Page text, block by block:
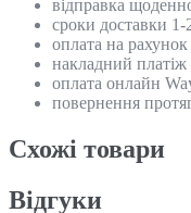
відправка
сроки доставки 1-
оплата на
накладний
оплата онлайн
повернення
Схожi товари
Відгуки